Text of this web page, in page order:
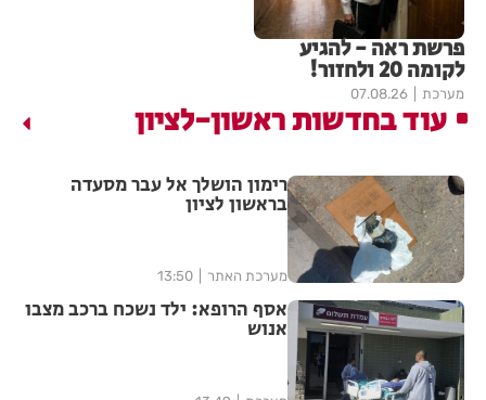
פרשת ראה - להגיע
לקומה 20 ולחזור!
מערכת 07.08.26
עוד בחדשות ראשון-לציון
רימון הושלך אל עבר מסעדה
בראשון לציון
מערכת האתר 13:50
אסף הרופא: ילד נשכח ברכב מצבו
אנוש